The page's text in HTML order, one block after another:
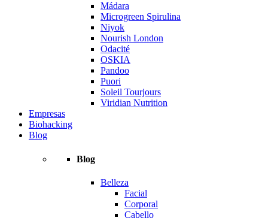
Mádara
Microgreen Spirulina
Niyok
Nourish London
Odacité
OSKIA
Pandoo
Puori
Soleil Tourjours
Viridian Nutrition
Empresas
Biohacking
Blog
Blog
Belleza
Facial
Corporal
Cabello